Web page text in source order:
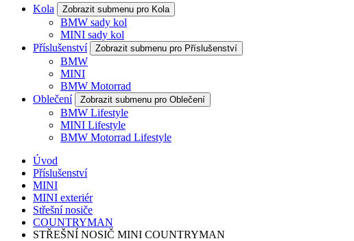
Kola Zobrazit submenu pro Kola
BMW sady kol
MINI sady kol
Příslušenství
Zobrazit submenu pro Příslušenství
BMW
MINI
BMW Motorrad
Oblečení
Zobrazit submenu pro Oblečení
BMW Lifestyle
MINI Lifestyle
BMW Motorrad Lifestyle
Úvod
Příslušenství
MINI
MINI exteriér
Střešní nosiče
COUNTRYMAN
STŘEŠNÍ NOSIČ MINI COUNTRYMAN